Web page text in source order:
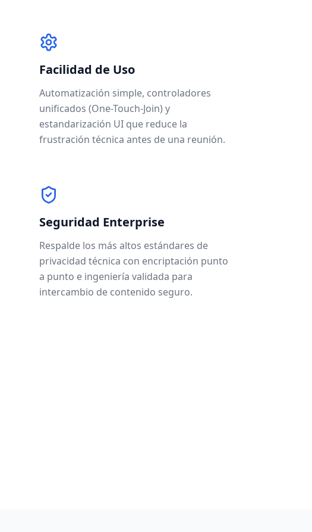
Facilidad de Uso
Automatización simple, controladores
unificados (One-Touch-Join) y
estandarización UI que reduce la
frustración técnica antes de una reunión.
Seguridad Enterprise
Respalde los más altos estándares de
privacidad técnica con encriptación punto
a punto e ingeniería validada para
intercambio de contenido seguro.